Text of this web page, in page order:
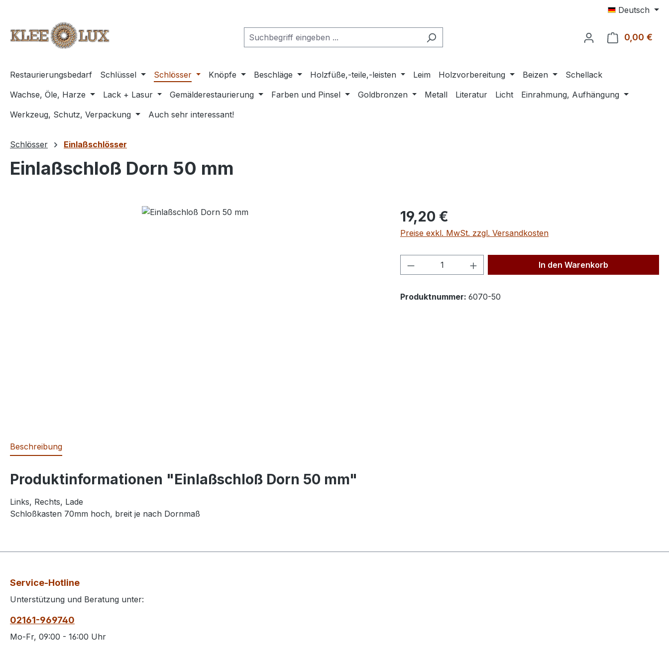
Deutsch
0,00 €
Restaurierungsbedarf Schlüssel Schlösser Knöpfe Beschläge Holzfüße,-teile,-leisten Leim Holzvorbereitung Beizen
Schellack
Wachse, Öle, Harze
Lack + Lasur Gemälderestaurierung Farben und Pinsel Goldbronzen Metall Literatur Licht
Einrahmung, Aufhängung
Werkzeug, Schutz, Verpackung
Auch sehr interessant!
Schlösser Einlaßschlösser
Einlaßschloß Dorn 50 mm
Regulärer Preis:
19,20 €
Preise exkl. MwSt. zzgl. Versandkosten
Produkt Anzahl: Gib den gewünschten Wert
In den Warenkorb
Produktnummer: 6070-50
Beschreibung
Produktinformationen "Einlaßschloß Dorn 50 mm"
Links, Rechts, Lade
Schloßkasten 70mm hoch, breit je nach Dornmaß
Service-Hotline
Unterstützung und Beratung unter:
02161-969740
Mo-Fr, 09:00 - 16:00 Uhr